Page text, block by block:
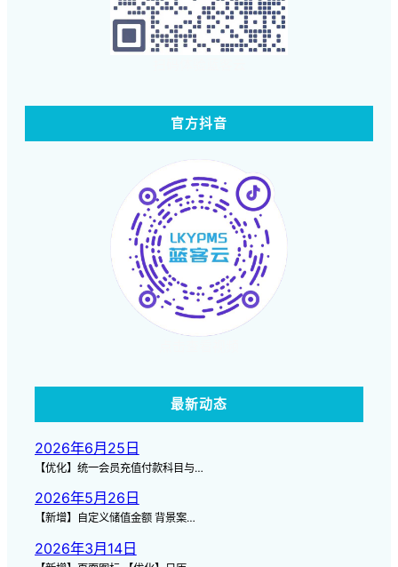
官方抖音
最新动态
2026年6月25日
【优化】统一会员充值付款科目与…
2026年5月26日
【新增】自定义储值金额 背景案…
2026年3月14日